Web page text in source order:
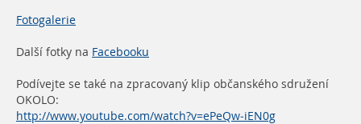
Fotogalerie
Další fotky na Facebooku
Podívejte se také na zpracovaný klip občanského sdružení
OKOLO:
http://www.youtube.com/watch?v=ePeQw-iEN0g